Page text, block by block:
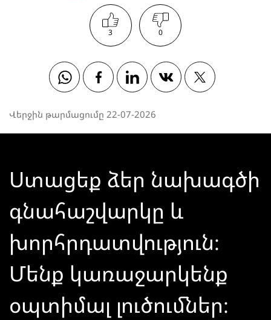
3 0
Whatsapp FacebookLinkedin VkontakteTwitter
Վերջին թարմացումը 22-07-2026
Ստացեք ձեր նախագծի
գնահաշվարկը և
խորհրդատվություն։
Մենք կառաջարկենք
օպտիմալ լուծումներ։